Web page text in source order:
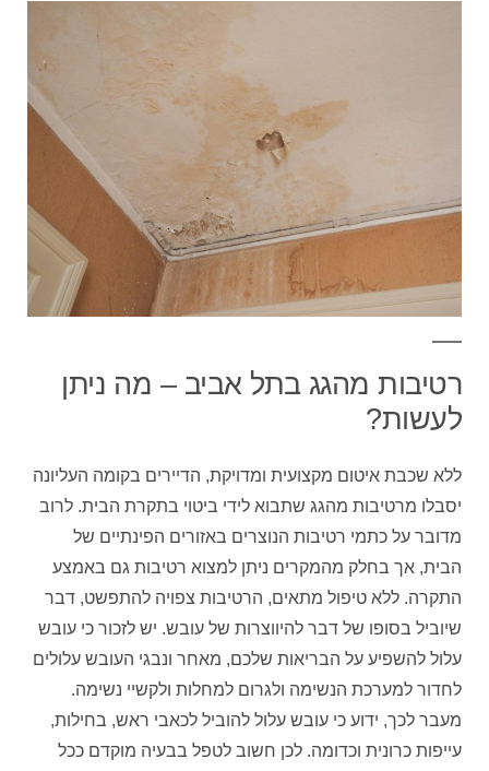
רטיבות מהגג בתל אביב – מה ניתן
לעשות?
ללא שכבת איטום מקצועית ומדויקת, הדיירים בקומה העליונה
יסבלו מרטיבות מהגג שתבוא לידי ביטוי בתקרת הבית. לרוב
מדובר על כתמי רטיבות הנוצרים באזורים הפינתיים של
הבית, אך בחלק מהמקרים ניתן למצוא רטיבות גם באמצע
התקרה. ללא טיפול מתאים, הרטיבות צפויה להתפשט, דבר
שיוביל בסופו של דבר להיווצרות של עובש. יש לזכור כי עובש
עלול להשפיע על הבריאות שלכם, מאחר ונבגי העובש עלולים
לחדור למערכת הנשימה ולגרום למחלות ולקשיי נשימה.
מעבר לכך, ידוע כי עובש עלול להוביל לכאבי ראש, בחילות,
עייפות כרונית וכדומה. לכן חשוב לטפל בבעיה מוקדם ככל